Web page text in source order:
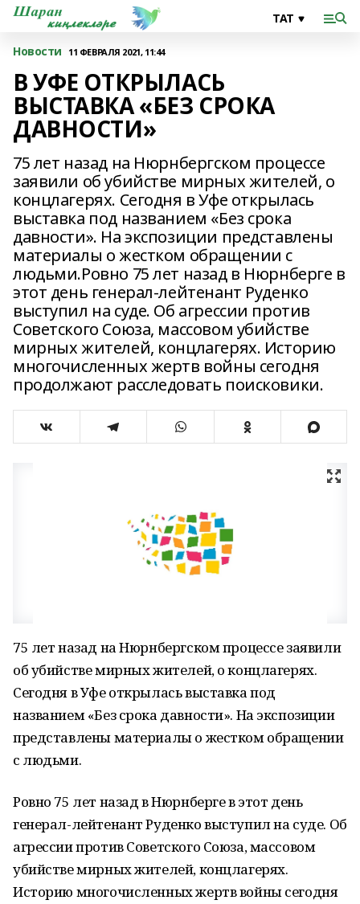
Новости 11 ФЕВРАЛЯ 2021, 11:44
В УФЕ ОТКРЫЛАСЬ
ВЫСТАВКА «БЕЗ СРОКА
ДАВНОСТИ»
75 лет назад на Нюрнбергском процессе
заявили об убийстве мирных жителей, о
концлагерях. Сегодня в Уфе открылась
выставка под названием «Без срока
давности». На экспозиции представлены
материалы о жестком обращении с
людьми.Ровно 75 лет назад в Нюрнберге в
этот день генерал-лейтенант Руденко
выступил на суде. Об агрессии против
Советского Союза, массовом убийстве
мирных жителей, концлагерях. Историю
многочисленных жертв войны сегодня
продолжают расследовать поисковики.
75 лет назад на Нюрнбергском процессе заявили
об убийстве мирных жителей, о концлагерях.
Сегодня в Уфе открылась выставка под
названием «Без срока давности». На экспозиции
представлены материалы о жестком обращении
с людьми.
Ровно 75 лет назад в Нюрнберге в этот день
генерал-лейтенант Руденко выступил на суде. Об
агрессии против Советского Союза, массовом
убийстве мирных жителей, концлагерях.
Историю многочисленных жертв войны сегодня